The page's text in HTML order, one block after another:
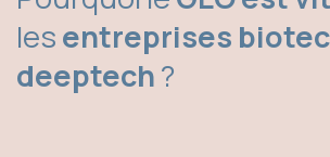
lesentreprises
deeptech?